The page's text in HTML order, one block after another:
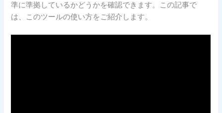
準に準拠しているかどうかを確認できます。この記事で
は、このツールの使い方をご紹介します。